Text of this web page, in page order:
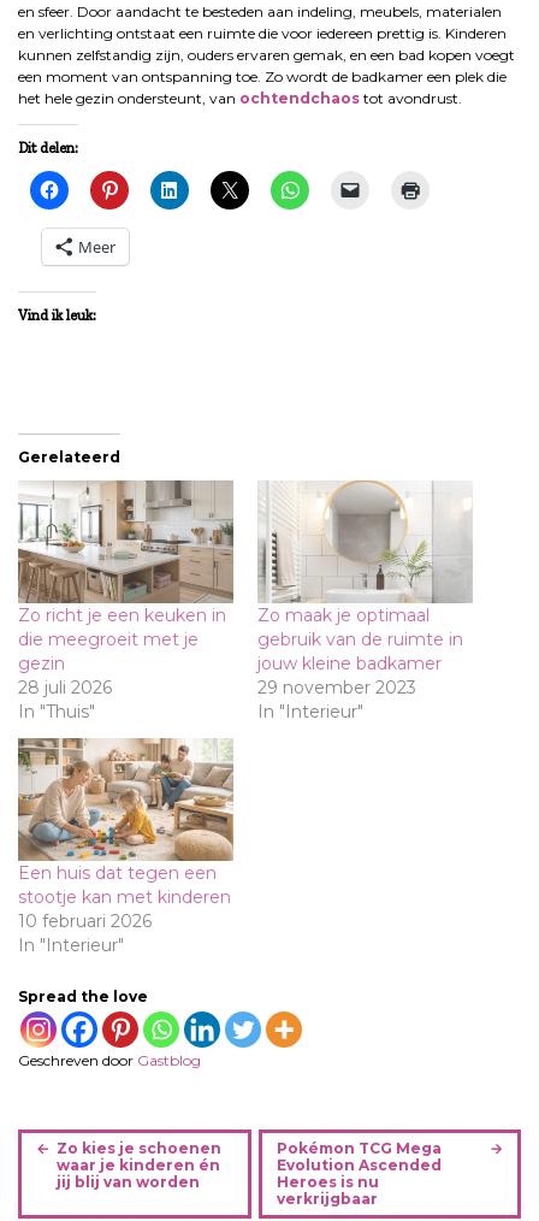
en sfeer. Door aandacht te besteden aan indeling, meubels, materialen
en verlichting ontstaat een ruimte die voor iedereen prettig is. Kinderen
kunnen zelfstandig zijn, ouders ervaren gemak, en een bad kopen voegt
een moment van ontspanning toe. Zo wordt de badkamer een plek die
het hele gezin ondersteunt, van ochtendchaos tot avondrust.
Dit delen:
Meer
Vind ik leuk:
Gerelateerd
Zo richt je een keuken in
die meegroeit met je
gezin
28 juli 2026
In "Thuis"
Zo maak je optimaal
gebruik van de ruimte in
jouw kleine badkamer
29 november 2023
In "Interieur"
Een huis dat tegen een
stootje kan met kinderen
10 februari 2026
In "Interieur"
Spread the love
Geschreven door Gastblog
B
Zo kies je schoenen
waar je kinderen én
jij blij van worden
Pokémon TCG Mega
Evolution Ascended
Heroes is nu
verkrijgbaar